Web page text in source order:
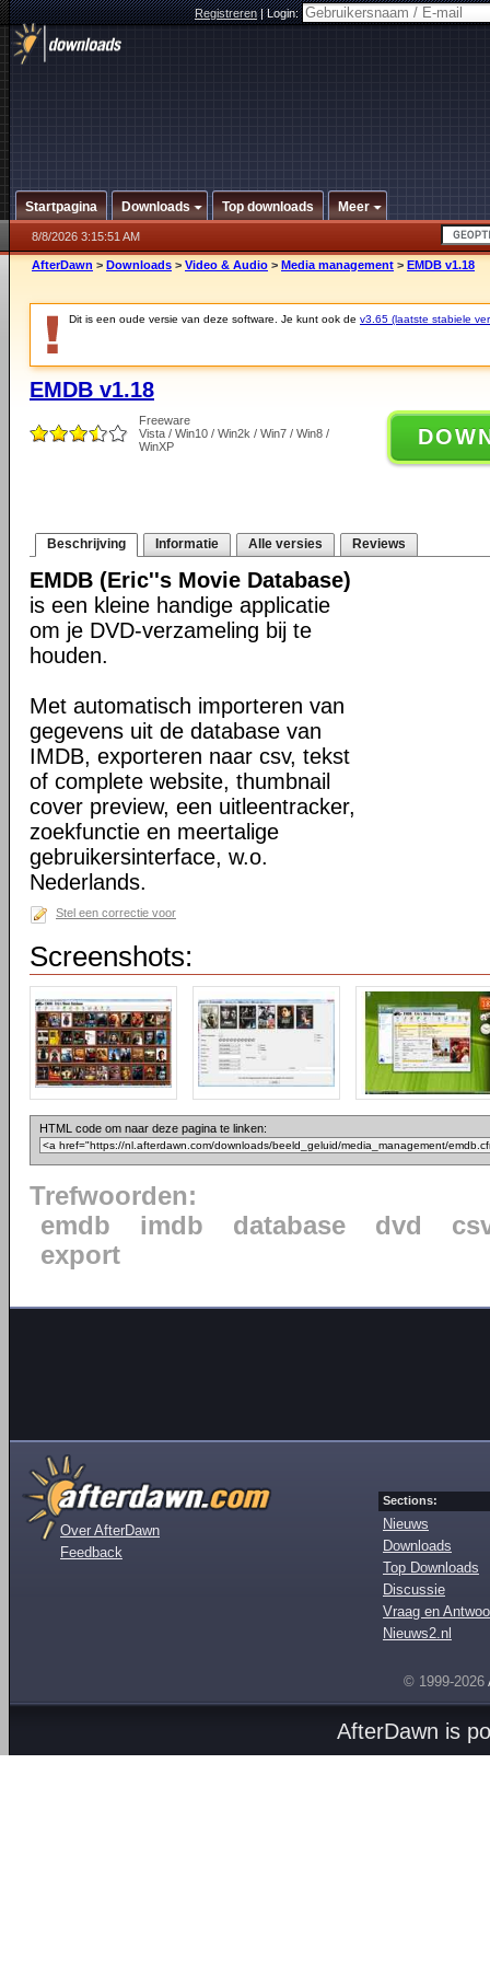
Registreren|Login:
Startpagina Downloads Top downloads Meer
8/8/2026 3:15:51 AM
AfterDawn > Downloads > Video & Audio > Media management > EMDB v1.18
Dit is een oude versie van deze software. Je kunt ook de v3.65 (laatste stabiele
EMDB v1.18
Freeware
Vista / Win10 / Win2k / Win7 / Win8 /
WinXP
Beschrijving Informatie Alle versies Reviews
EMDB (Eric''s Movie Database)
is een kleine handige applicatie
om je DVD-verzameling bij te
houden.
Met automatisch importeren van
gegevens uit de database van
IMDB, exporteren naar csv, tekst
of complete website, thumbnail
cover preview, een uitleentracker,
zoekfunctie en meertalige
gebruikersinterface, w.o.
Nederlands.
Stel een correctie voor
Screenshots:
HTML code om naar deze pagina te linken:
Trefwoorden:
emdb
imdb database dvd
export
Over AfterDawn
Feedback
Sections:
Nieuws
Downloads
Top Downloads
Discussie
Vraag en
Nieuws2.nl
© 1999-2026
AfterDawn is